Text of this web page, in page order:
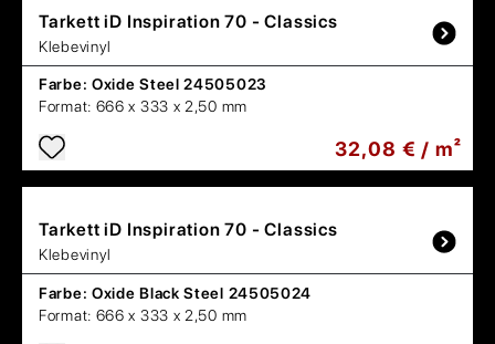
Tarkett iD Inspiration 70 - Classics
Klebevinyl
Farbe: Oxide Steel 24505023
Format: 666 x 333 x 2,50 mm
32,08 € / m²
Tarkett iD Inspiration 70 - Classics
Klebevinyl
Farbe: Oxide Black Steel 24505024
Format: 666 x 333 x 2,50 mm